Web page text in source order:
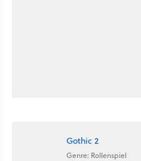
Gothic 2
Genre: Rollenspiel